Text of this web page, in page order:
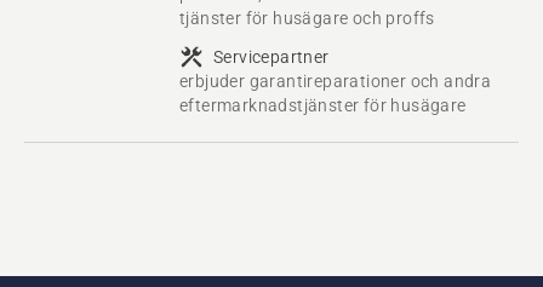
tjänster för husägare och proffs
Servicepartner
erbjuder garantireparationer och andra
eftermarknadstjänster för husägare